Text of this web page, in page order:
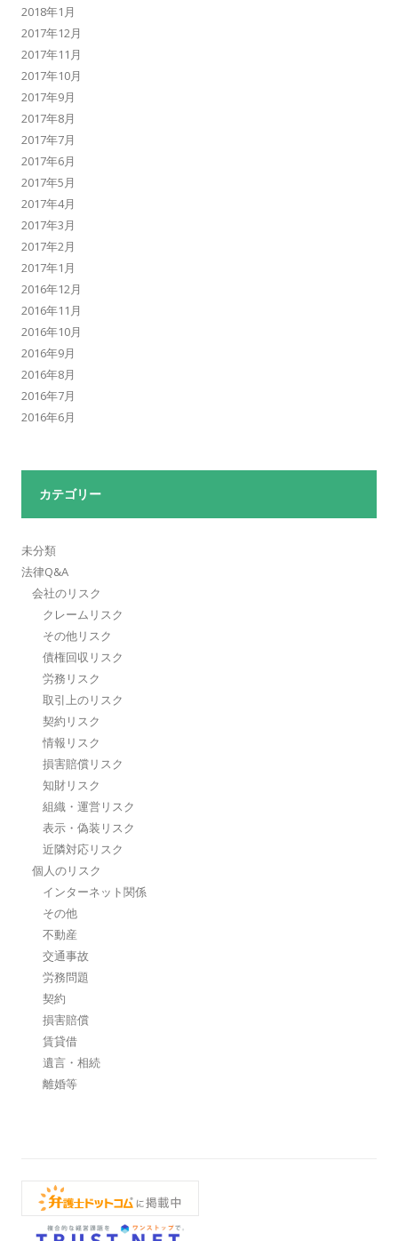
2018年1月
2017年12月
2017年11月
2017年10月
2017年9月
2017年8月
2017年7月
2017年6月
2017年5月
2017年4月
2017年3月
2017年2月
2017年1月
2016年12月
2016年11月
2016年10月
2016年9月
2016年8月
2016年7月
2016年6月
カテゴリー
未分類
法律Q&A
会社のリスク
クレームリスク
その他リスク
債権回収リスク
労務リスク
取引上のリスク
契約リスク
情報リスク
損害賠償リスク
知財リスク
組織・運営リスク
表示・偽装リスク
近隣対応リスク
個人のリスク
インターネット関係
その他
不動産
交通事故
労務問題
契約
損害賠償
賃貸借
遺言・相続
離婚等